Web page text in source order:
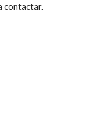
contactar.